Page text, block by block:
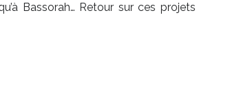
Bassorah… Retour sur ces projets